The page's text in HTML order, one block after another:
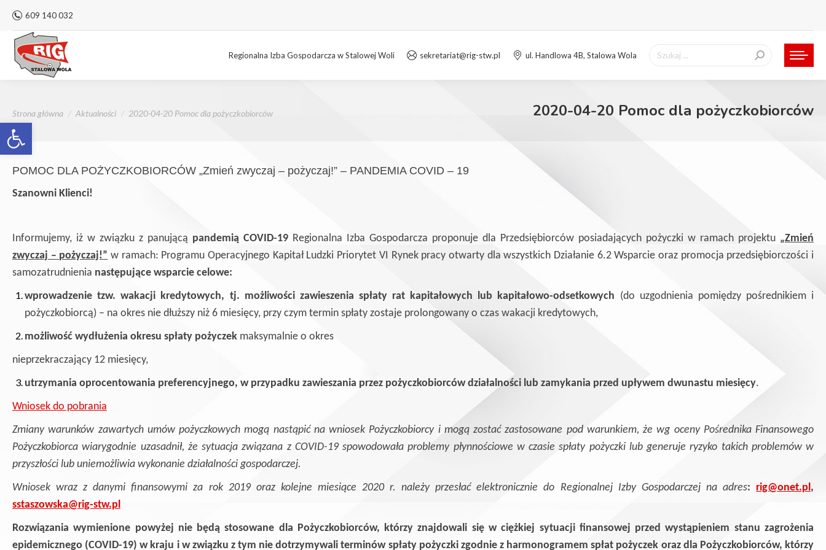
Otwórz pasek narzędzi
609 140 032
Regionalna Izba Gospodarcza w Stalowej Woli sekretariat@rig-stw.pl ul. Handlowa 4B, Stalowa Wola Szukaj:
Jesteś tutaj:
Strona główna Aktualności 2020-04-20 Pomoc dla pożyczkobiorców 2020-04-20 Pomoc dla pożyczkobiorców
POMOC DLA POŻYCZKOBIORCÓW „Zmień zwyczaj – pożyczaj!” – PANDEMIA COVID – 19
Szanowni Klienci!
Informujemy, iż w związku z panującą pandemią COVID-19 Regionalna Izba Gospodarcza proponuje dla Przedsiębiorców posiadających pożyczki w ramach projektu „Zmień
zwyczaj – pożyczaj!” w ramach: Programu Operacyjnego Kapitał Ludzki Priorytet VI Rynek pracy otwarty dla wszystkich Działanie 6.2 Wsparcie oraz promocja przedsiębiorczości i
samozatrudnienia następujące wsparcie celowe:
wprowadzenie tzw. wakacji kredytowych, tj. możliwości zawieszenia spłaty rat kapitałowych lub kapitałowo-odsetkowych (do uzgodnienia pomiędzy pośrednikiem i
pożyczkobiorcą) – na okres nie dłuższy niż 6 miesięcy, przy czym termin spłaty zostaje prolongowany o czas wakacji kredytowych,
możliwość wydłużenia okresu spłaty pożyczek maksymalnie o okres
nieprzekraczający 12 miesięcy,
utrzymania oprocentowania preferencyjnego, w przypadku zawieszania przez pożyczkobiorców działalności lub zamykania przed upływem dwunastu miesięcy.
Wniosek do pobrania
Zmiany warunków zawartych umów pożyczkowych mogą nastąpić na wniosek Pożyczkobiorcy i mogą zostać zastosowane pod warunkiem, że wg oceny Pośrednika Finansowego
Pożyczkobiorca wiarygodnie uzasadnił, że sytuacja związana z COVID-19 spowodowała problemy płynnościowe w czasie spłaty pożyczki lub generuje ryzyko takich problemów w
przyszłości lub uniemożliwia wykonanie działalności gospodarczej.
Wniosek wraz z danymi finansowymi za rok 2019 oraz kolejne miesiące 2020 r. należy przesłać elektronicznie do Regionalnej Izby Gospodarczej na adres: rig@onet.pl,
sstaszowska@rig-stw.pl
Rozwiązania wymienione powyżej nie będą stosowane dla Pożyczkobiorców, którzy znajdowali się w ciężkiej sytuacji finansowej przed wystąpieniem stanu zagrożenia
epidemicznego (COVID-19) w kraju i w związku z tym nie dotrzymywali terminów spłaty pożyczki zgodnie z harmonogramem spłat pożyczek oraz dla Pożyczkobiorców, którzy